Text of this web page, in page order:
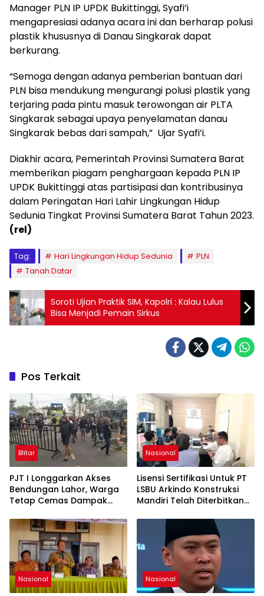
Manager PLN IP UPDK Bukittinggi, Syafi’i
mengapresiasi adanya acara ini dan berharap polusi
plastik khususnya di Danau Singkarak dapat
berkurang.
“Semoga dengan adanya pemberian bantuan dari
PLN bisa mendukung mengurangi polusi plastik yang
terjaring pada pintu masuk terowongan air PLTA
Singkarak sebagai upaya penyelamatan danau
Singkarak bebas dari sampah,” Ujar Syafi’i.
Diakhir acara, Pemerintah Provinsi Sumatera Barat
memberikan piagam penghargaan kepada PLN IP
UPDK Bukittinggi atas partisipasi dan kontribusinya
dalam Peringatan Hari Lahir Lingkungan Hidup
Sedunia Tingkat Provinsi Sumatera Barat Tahun 2023.
(rel)
Tag: Hari Lingkungan Hidup Sedunia
PLN
Tanah Datar
Soroti Ujian Praktik SIM, Kapolri : Kalau Lulus
Bisa Menjadi Pemain Sirkus
Pos Terkait
Blitar
PJT I Longgarkan Akses
Bendungan Lahor, Warga
Tetap Cemas Dampak
Penutupan Total
Nasional
Lisensi Sertifikasi Untuk PT
LSBU Arkindo Konstruksi
Mandiri Telah Diterbitkan
Nasional Nasional